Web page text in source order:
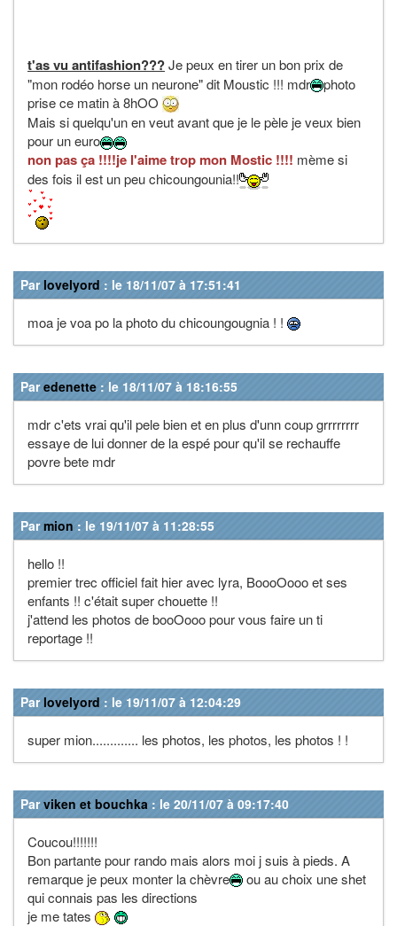
t'as vu antifashion???Je peux en tirer un bon prix de
"mon rodéo horse un neurone" dit Moustic !!! mdr
photo
prise ce matin à 8hOO
Mais si quelqu'un en veut avant que je le pèle je veux bien
pour un euro
non pas ça !!!!je l'aime trop mon Mostic !!!! mème si
des fois il est un peu chicoungounia!!
Par lovelyord : le 18/11/07 à 17:51:41
moa je voa po la photo du chicoungougnia ! !
Paredenette : le 18/11/07 à 18:16:55
mdr c'ets vrai qu'il pele bien et en plus d'unn coup grrrrrrrr
essaye de lui donner de la espé pour qu'il se rechauffe
povre bete mdr
Parmion : le 19/11/07 à 11:28:55
hello !!
premier trec officiel fait hier avec lyra, BoooOooo et ses
enfants !! c'était super chouette !!
j'attend les photos de booOooo pour vous faire un ti
reportage !!
Par lovelyord : le 19/11/07 à 12:04:29
super mion............. les photos, les photos, les photos ! !
Parviken et bouchka : le 20/11/07 à 09:17:40
Coucou!!!!!!!
Bon partante pour rando mais alors moi j suis à pieds. A
remarque je peux monter la chèvre
ou au choix une shet
qui connais pas les directions
je me tates